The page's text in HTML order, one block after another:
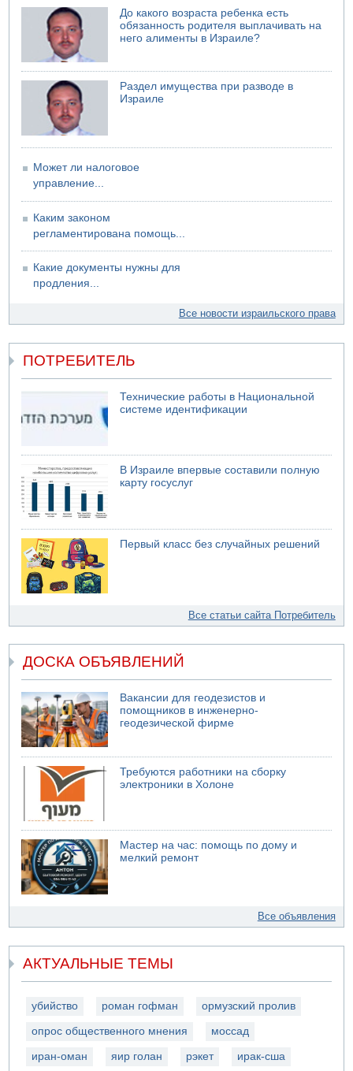
До какого возраста ребенка есть
обязанность родителя выплачивать на
него алименты в Израиле?
Раздел имущества при разводе в
Израиле
Может ли налоговое
управление...
Каким законом
регламентирована помощь...
Какие документы нужны для
продления...
Все новости израильского права
ПОТРЕБИТЕЛЬ
Технические работы в Национальной
системе идентификации
В Израиле впервые составили полную
карту госуслуг
Первый класс без случайных решений
Все статьи сайта Потребитель
ДОСКА ОБЪЯВЛЕНИЙ
Вакансии для геодезистов и
помощников в инженерно-
геодезической фирме
Требуются работники на сборку
электроники в Холоне
Мастер на час: помощь по дому и
мелкий ремонт
Все объявления
АКТУАЛЬНЫЕ ТЕМЫ
убийство роман гофман ормузский пролив
опрос общественного мнения моссад
иран-оман яир голан рэкет ирак-сша